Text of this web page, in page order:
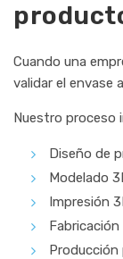
Cuando una
validar el envase
Nuestro proceso
Diseño de
Modelado
Impresión
Producción